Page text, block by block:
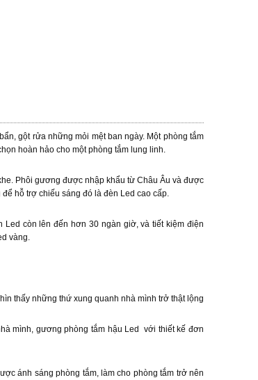
gột rửa những mỏi mệt ban ngày. Một phòng tắm
hoàn hảo cho một phòng tắm lung linh.
Phôi gương được nhập khẩu từ Châu Âu và được
hỗ trợ chiếu sáng đó là đèn Led cao cấp.
còn lên đến hơn 30 ngàn giờ, và tiết kiệm điện
vàng.
thấy những thứ xung quanh nhà mình trở thật lộng
mình, gương phòng tắm hậu Led với thiết kế đơn
ánh sáng phòng tắm, làm cho phòng tắm trở nên